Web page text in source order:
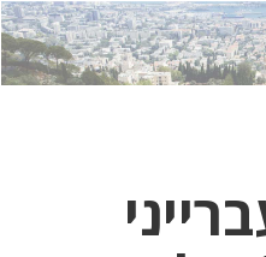
לחץ
כאן
לחץ
כדי